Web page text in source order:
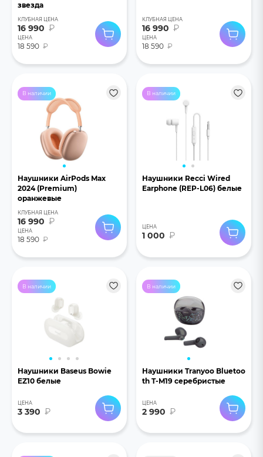
звезда
КЛУБНАЯ ЦЕНА
16 990 ₽
ЦЕНА
18 590 ₽
КЛУБНАЯ ЦЕНА
16 990 ₽
ЦЕНА
18 590 ₽
В наличии
Наушники AirPods Max
2024 (Premium)
оранжевые
КЛУБНАЯ ЦЕНА
16 990 ₽
ЦЕНА
18 590 ₽
В наличии
Наушники Recci Wired
Earphone (REP-L06) белые
ЦЕНА
1 000 ₽
В наличии
Наушники Baseus Bowie
EZ10 белые
ЦЕНА
3 390 ₽
В наличии
Наушники Tranyoo Bluetoo
th T-M19 серебристые
ЦЕНА
2 990 ₽